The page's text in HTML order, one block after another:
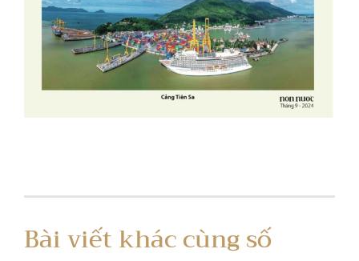
Bài viết khác cùng số